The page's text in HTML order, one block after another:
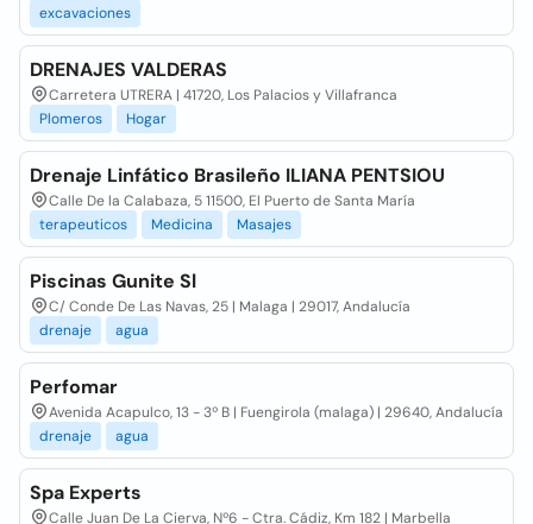
excavaciones
DRENAJES VALDERAS
Carretera UTRERA | 41720, Los Palacios y Villafranca
Plomeros
Hogar
Drenaje Linfático Brasileño ILIANA PENTSIOU
Calle De la Calabaza, 5 11500, El Puerto de Santa María
terapeuticos
Medicina Masajes
Piscinas Gunite Sl
C/ Conde De Las Navas, 25 | Malaga | 29017, Andalucía
drenaje
agua
Perfomar
Avenida Acapulco, 13 - 3º B | Fuengirola (malaga) | 29640, Andalucía
drenaje
agua
Spa Experts
Calle Juan De La Cierva, Nº6 - Ctra. Cádiz, Km 182 | Marbella